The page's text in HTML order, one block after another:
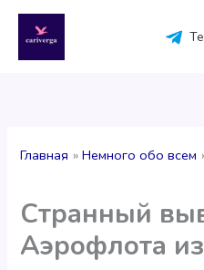
содержимому
Главная Немного обо всем
Странный
Аэрофлота